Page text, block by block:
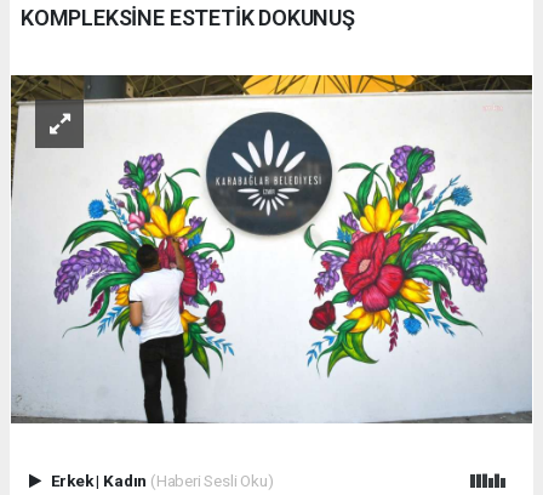
KOMPLEKSİNE ESTETİK DOKUNUŞ
Erkek| Kadın (Haberi Sesli Oku)